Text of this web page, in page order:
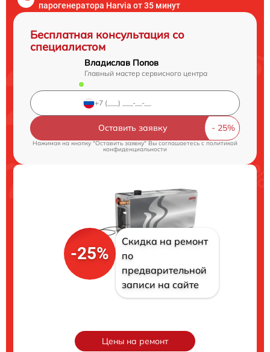
парогенератора Harvia от 35 минут
Бесплатная консультация со
специалистом
Владислав Попов
Главный мастер сервисного центра
Оставить заявку
Нажимая на кнопку "Оставить заявку" Вы соглашаетесь cполитикой
конфиденциальности
-25%
Скидка на ремонт
по
предварительной
записи на сайте
Цены на ремонт